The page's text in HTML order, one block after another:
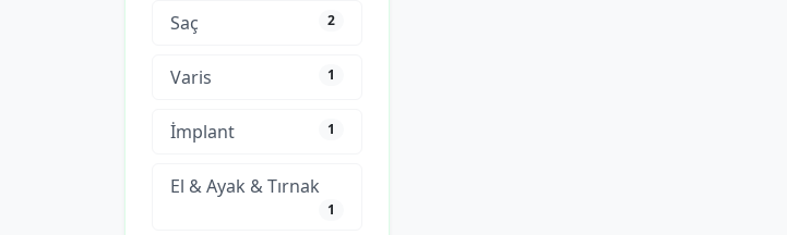
Saç 2
Varis 1
İmplant 1
El & Ayak & Tırnak
1